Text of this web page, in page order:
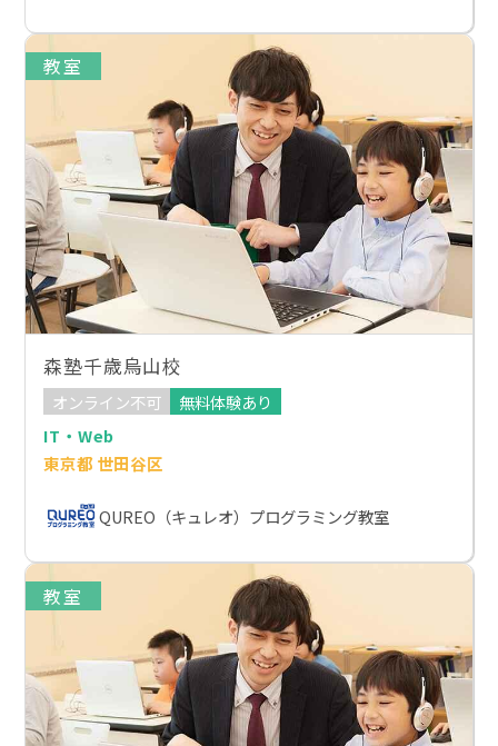
教室
森塾千歳烏山校
オンライン不可
無料体験あり
IT・Web
東京都 世田谷区
QUREO（キュレオ）プログラミング教室
教室